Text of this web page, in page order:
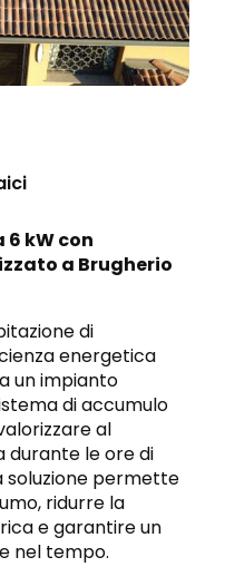
kW con
a Brugherio
di
energetica
un impianto
di accumulo
al
durante le ore di
soluzione permette
ridurre la
e garantire un
nel tempo.